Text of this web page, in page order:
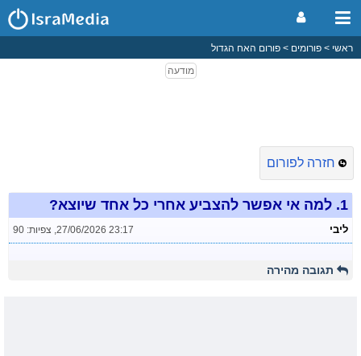
ראשי פורומים פורום האח הגדול
חזרה לפורום
1. למה אי אפשר להצביע אחרי כל אחד שיוצא?
ליבי 27/06/2026 23:17
, צפיות: 90
תגובה מהירה